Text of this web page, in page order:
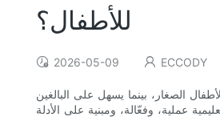
للأطفال؟
2026-05-09 ECCODY
الصغار، بينما يسهل على البالغين
عملية، وفعّالة، ومبنية على الأدلة